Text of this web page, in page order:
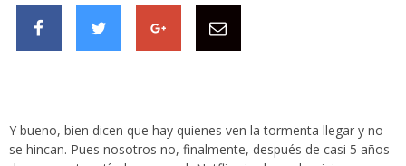
Y bueno, bien dicen que hay quienes ven la tormenta llegar y no
se hincan. Pues nosotros no, finalmente, después de casi 5 años